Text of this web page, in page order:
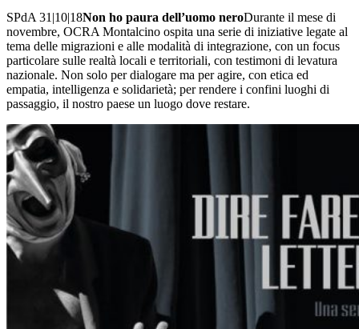
SPdA 31|10|18Non ho paura dell’uomo neroDurante il mese di
novembre, OCRA Montalcino ospita una serie di iniziative legate al
tema delle migrazioni e alle modalità di integrazione, con un focus
particolare sulle realtà locali e territoriali, con testimoni di levatura
nazionale. Non solo per dialogare ma per agire, con etica ed
empatia, intelligenza e solidarietà; per rendere i confini luoghi di
passaggio, il nostro paese un luogo dove restare.